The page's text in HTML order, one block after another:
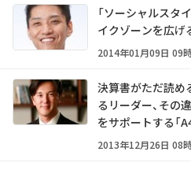
「ソーシャルスタ
イクゾーンを広げ
2014年01月09日 09
決算書がただ読
るリーダー、その
をサポートする「
2013年12月26日 08